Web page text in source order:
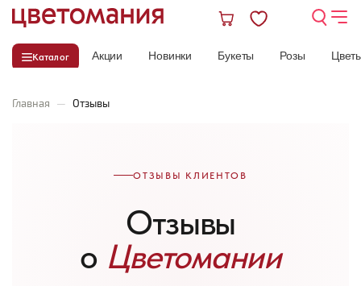
Каталог Акции Новинки Букеты Розы
Главная — Отзывы
ОТЗЫВЫ КЛИЕНТОВ
Отзывы
о Цветомании